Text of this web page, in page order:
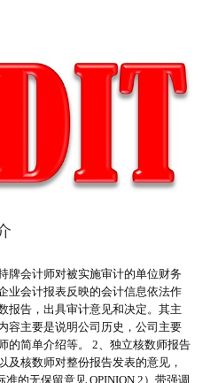
牌会计师对被实施审计的单位财务
业会计报表反映的会计信息依法作
报告，出具审计意见和决定。其主
容主要是说明公司历史，公司主要
的简单介绍等。 2、独立核数师报告
及核数师对整份报告发表的意见，
的无保留意见 OPINION 2）带强调